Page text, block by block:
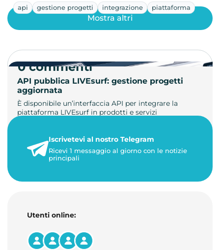
api gestione progetti integrazione piattaforma
API pubblica LIVEsurf: gestione progetti
aggiornata
È disponibile un’interfaccia API per integrare la
piattaforma LIVEsurf in prodotti e servizi
23 maggio 2026
1 minuto di lettura
Mostra altri
0 commenti
Iscrivetevi al nostro Telegram
Ricevi 1 messaggio al giorno con le notizie
principali
Utenti online: